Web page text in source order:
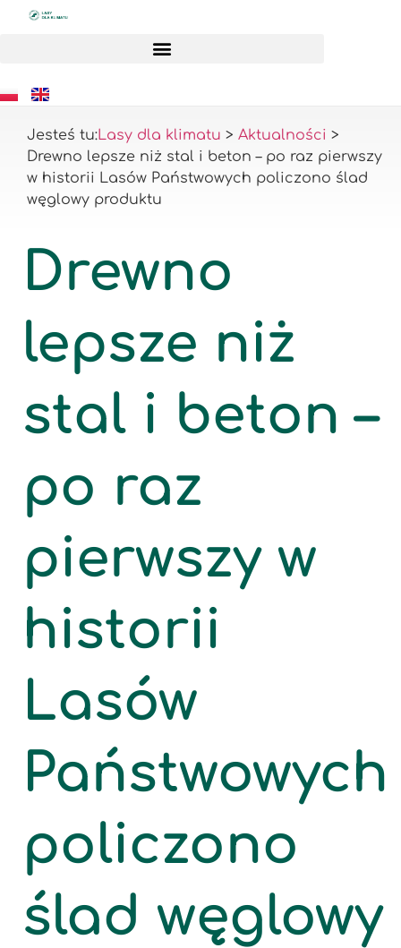
Jesteś tu:Lasy dla klimatu > Aktualności >
Drewno lepsze niż stal i beton – po raz pierwszy
w historii Lasów Państwowych policzono ślad
węglowy produktu
Drewno
lepsze niż
stal i beton –
po raz
pierwszy w
historii
Lasów
Państwowych
policzono
ślad węglowy